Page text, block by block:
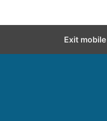
Exit